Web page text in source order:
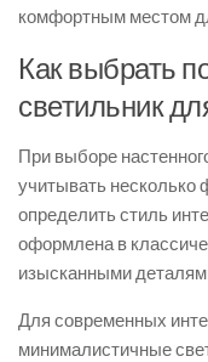
комфортным местом
Как выбрать
светильник
При выборе
учитывать
определить стиль
оформлена в
изысканными
Для современных
минималистичные